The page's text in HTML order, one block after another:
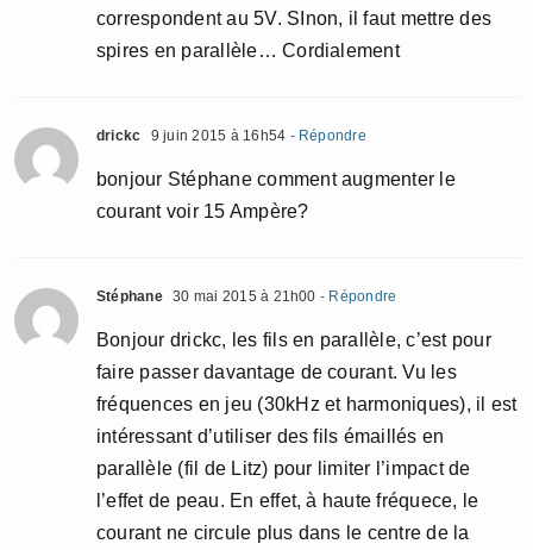
correspondent au 5V. SInon, il faut mettre des
spires en parallèle… Cordialement
drickc 9 juin 2015 à 16h54 - Répondre
bonjour Stéphane comment augmenter le
courant voir 15 Ampère?
Stéphane 30 mai 2015 à 21h00 - Répondre
Bonjour drickc, les fils en parallèle, c’est pour
faire passer davantage de courant. Vu les
fréquences en jeu (30kHz et harmoniques), il est
intéressant d’utiliser des fils émaillés en
parallèle (fil de Litz) pour limiter l’impact de
l’effet de peau. En effet, à haute fréquece, le
courant ne circule plus dans le centre de la